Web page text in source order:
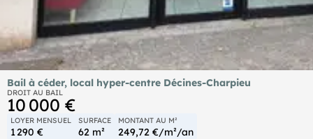
Bail à céder, local hyper-centre Décines-Charpieu
DROIT AU BAIL
10 000 €
LOYER MENSUEL
1 290 €
SURFACE
62 m²
MONTANT AU M²
249,72 €/m²/an